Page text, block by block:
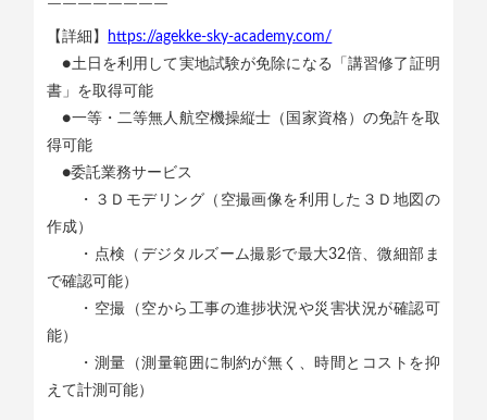
￣￣￣￣￣￣￣￣
【詳細】
https://agekke-sky-academy.com/
●土日を利用して実地試験が免除になる「講習修了証明
書」を取得可能
●一等・二等無人航空機操縦士（国家資格）の免許を取
得可能
●委託業務サービス
・３Ｄモデリング（空撮画像を利用した３Ｄ地図の
作成）
・点検（デジタルズーム撮影で最大32倍、微細部ま
で確認可能）
・空撮（空から工事の進捗状況や災害状況が確認可
能）
・測量（測量範囲に制約が無く、時間とコストを抑
えて計測可能）